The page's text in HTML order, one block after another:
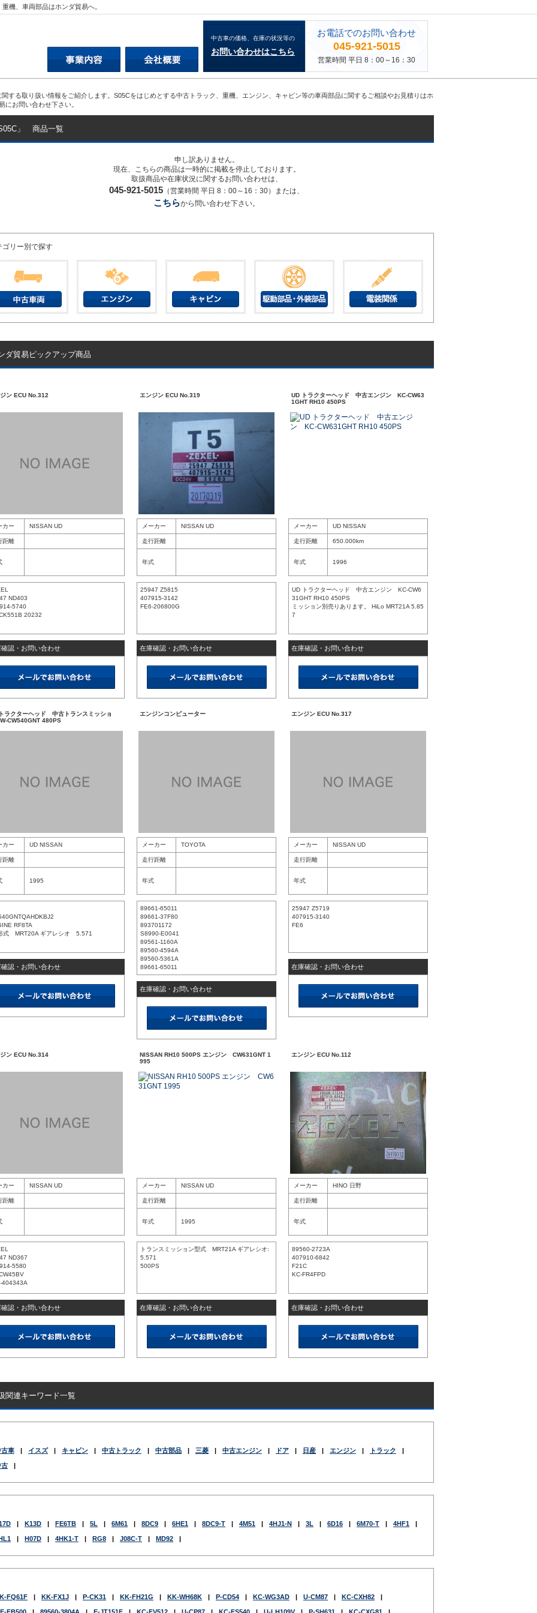
機、車両部品はホンダ貿易へ。
中古車の価格、在庫の状況等の
お問い合わせはこちら
お電話でのお問い合わせ
045-921-5015
営業時間 平日 8：00～16：30
関する取り扱い情報をご紹介します。S05Cをはじめとする中古トラック、重機、エンジン、キャビン等の車両部品に関するご相談やお見積りはホ
にお問い合わせ下さい。
S05C」 商品一覧
申し訳ありません。
現在、こちらの商品は一時的に掲載を停止しております。
取扱商品や在庫状況に関するお問い合わせは、
045-921-5015 （営業時間 平日 8：00～16：30）または、
こちらから問い合わせ下さい。
ゴリー別で探す
ダ貿易ピックアップ商品
ン ECU No.312
カー NISSAN UD
距離
ND403
5740
20232
確認・お問い合わせ
エンジン ECU No.319
メーカー NISSAN UD
走行距離
年式
25947 Z5815
407915-3142
FE6-206800G
在庫確認・お問い合わせ
UD トラクターヘッド 中古エンジン KC-CW63
1GHT RH10 450PS
メーカー UD NISSAN
走行距離 650.000km
年式 1996
UD トラクターヘッド 中古エンジン KC-CW6
31GHT RH10 450PS
ミッション別売りあります。 HiLo MRT21A 5.85
7
在庫確認・お問い合わせ
ラクターヘッド 中古トランスミッショ
CW540GNT 480PS
カー UD NISSAN
距離
1995
RF8TA
式 MRT20A ギアレシオ 5.571
確認・お問い合わせ
エンジンコンピューター
メーカー TOYOTA
走行距離
年式
89661-65011
89661-37F80
893701172
S8990-E0041
89561-1160A
89560-4594A
89560-5361A
89661-65011
在庫確認・お問い合わせ
エンジン ECU No.317
メーカー NISSAN UD
走行距離
年式
25947 Z5719
407915-3140
FE6
在庫確認・お問い合わせ
ン ECU No.314
カー NISSAN UD
距離
ND367
5580
404343A
確認・お問い合わせ
NISSAN RH10 500PS エンジン CW631GNT 1
995
メーカー NISSAN UD
走行距離
年式 1995
トランスミッション型式 MRT21A ギアレシオ:
5.571
500PS
在庫確認・お問い合わせ
エンジン ECU No.112
メーカー HINO 日野
走行距離
年式
89560-2723A
407910-6842
F21C
KC-FR4FPD
在庫確認・お問い合わせ
関連キーワード一覧
古車 | イスズ | キャビン | 中古トラック | 中古部品 | 三菱 | 中古エンジン | ドア | 日産 | エンジン | トラック |
古 |
| K13D | FE6TB | 5L | 6M61 | 8DC9 | 6HE1 | 8DC9-T | 4M51 | 4HJ1-N | 3L | 6D16 | 6M70-T | 4HF1 |
| H07D | 4HK1-T | RG8 | J08C-T | MD92 |
FQ61F | KK-FX1J | P-CK31 | KK-FH21G | KK-WH68K | P-CD54 | KC-WG3AD | U-CM87 | KC-CXH82 |